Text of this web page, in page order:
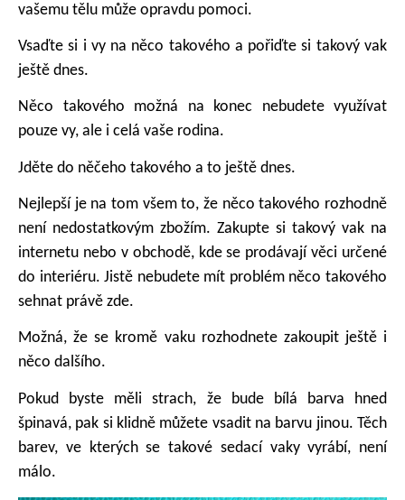
vašemu tělu může opravdu pomoci.
Vsaďte si i vy na něco takového a pořiďte si takový vak
ještě dnes.
Něco takového možná na konec nebudete využívat
pouze vy, ale i celá vaše rodina.
Jděte do něčeho takového a to ještě dnes.
Nejlepší je na tom všem to, že něco takového rozhodně
není nedostatkovým zbožím. Zakupte si takový vak na
internetu nebo v obchodě, kde se prodávají věci určené
do interiéru. Jistě nebudete mít problém něco takového
sehnat právě zde.
Možná, že se kromě vaku rozhodnete zakoupit ještě i
něco dalšího.
Pokud byste měli strach, že bude bílá barva hned
špinavá, pak si klidně můžete vsadit na barvu jinou. Těch
barev, ve kterých se takové sedací vaky vyrábí, není
málo.